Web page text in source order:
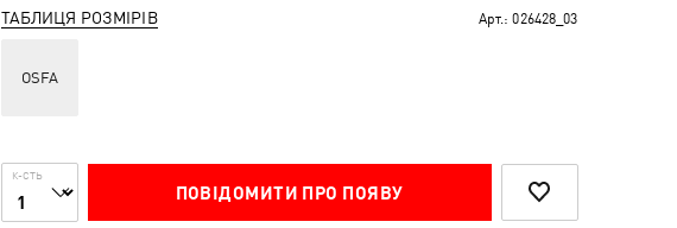
ТАБЛИЦЯ РОЗМІРІВ Арт.: 026428_03
OSFA
К-СТЬ
ПОВІДОМИТИ ПРО ПОЯВУ